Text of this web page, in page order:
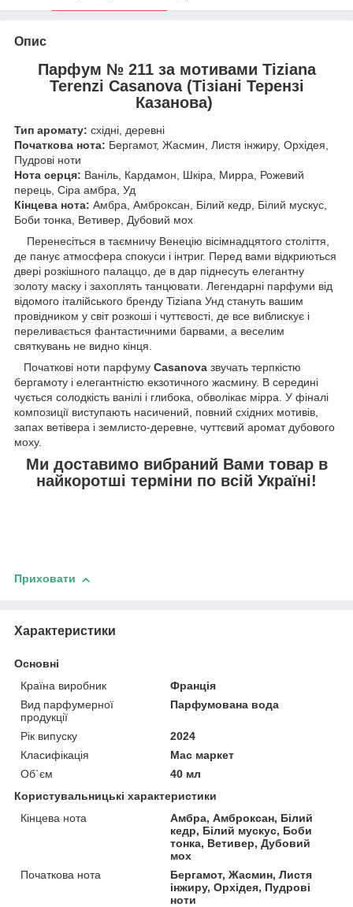
Опис
Парфум № 211 за мотивами Tiziana
Terenzi Casanova (Тізіані Терензі
Казанова)
Тип аромату: східні, деревні
Початкова нота: Бергамот, Жасмин, Листя інжиру, Орхідея,
Пудрові ноти
Нота серця: Ваніль, Кардамон, Шкіра, Мирра, Рожевий
перець, Сіра амбра, Уд
Кінцева нота: Амбра, Амброксан, Білий кедр, Білий мускус,
Боби тонка, Ветивер, Дубовий мох
Перенесіться в таємничу Венецію вісімнадцятого століття,
де панує атмосфера спокуси і інтриг. Перед вами відкриються
двері розкішного палаццо, де в дар піднесуть елегантну
золоту маску і захоплять танцювати. Легендарні парфуми від
відомого італійського бренду Tiziana Унд стануть вашим
провідником у світ розкоші і чуттєвості, де все виблискує і
переливається фантастичними барвами, а веселим
святкувань не видно кінця.
Початкові ноти парфуму Casanova звучать терпкістю
бергамоту і елегантністю екзотичного жасмину. В середині
чується солодкість ванілі і глибока, обволікає мірра. У фіналі
композиції виступають насичений, повний східних мотивів,
запах ветівера і землисто-деревне, чуттєвий аромат дубового
моху.
Ми доставимо вибраний Вами товар в
найкоротші терміни по всій Україні!
Приховати
Характеристики
Основні
Країна виробник
Франція
Вид парфумерної
продукції
Парфумована вода
Рік випуску
2024
Класифікація
Мас маркет
Об`єм
40 мл
Користувальницькі характеристики
Кінцева нота
Амбра, Амброксан, Білий
кедр, Білий мускус, Боби
тонка, Ветивер, Дубовий
мох
Початкова нота
Бергамот, Жасмин, Листя
інжиру, Орхідея, Пудрові
ноти